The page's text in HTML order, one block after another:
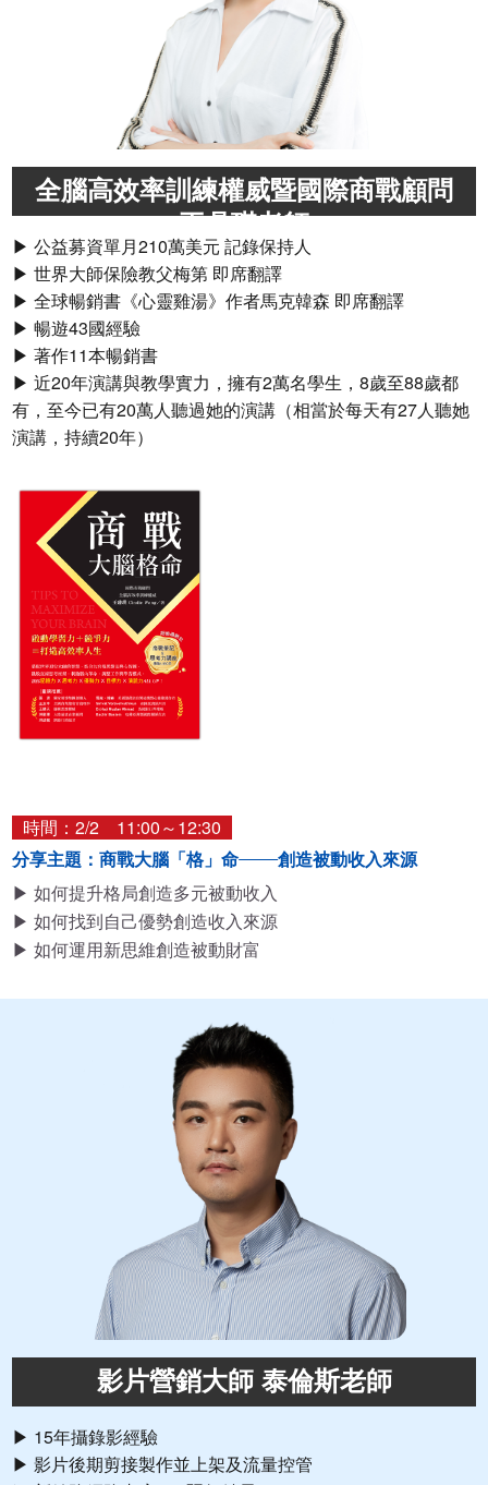
全腦高效率訓練權威暨國際商戰顧問
王鼎琪老師
▶ 公益募資單月210萬美元 記錄保持人
▶ 世界大師保險教父梅第 即席翻譯
▶ 全球暢銷書《心靈雞湯》作者馬克韓森 即席翻譯
▶ 暢遊43國經驗
▶ 著作11本暢銷書
▶ 近20年演講與教學實力，擁有2萬名學生，8歲至88歲都
有，至今已有20萬人聽過她的演講（相當於每天有27人聽她
演講，持續20年）
時間：2/2 11:00～12:30
分享主題：商戰大腦「格」命
創造被動收入來源
▶ 如何提升格局創造多元被動收入
▶ 如何找到自己優勢創造收入來源
▶ 如何運用新思維創造被動財富
影片營銷大師 泰倫斯老師
▶ 15年攝錄影經驗
▶ 影片後期剪接製作並上架及流量控管